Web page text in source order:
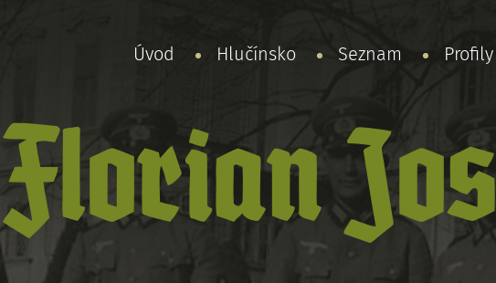
Úvod Hlučínsko Seznam
Florian